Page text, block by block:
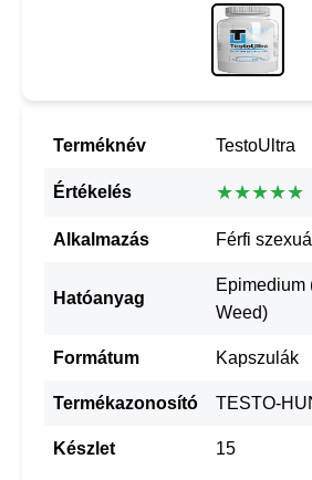
Terméknév TestoUltra
Értékelés ★★★★★
Alkalmazás Férfi
Hatóanyag
Epimedium
Weed)
Formátum Kapszulák
Termékazonosító TESTO-
Készlet 15